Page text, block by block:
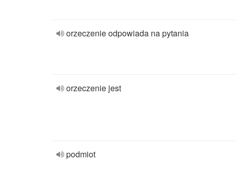
orzeczenie odpowiada na pytania
orzeczenie jest
podmiot